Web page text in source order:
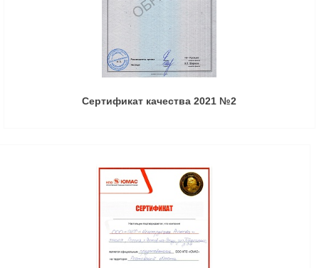
Сертификат качества 2021 №2